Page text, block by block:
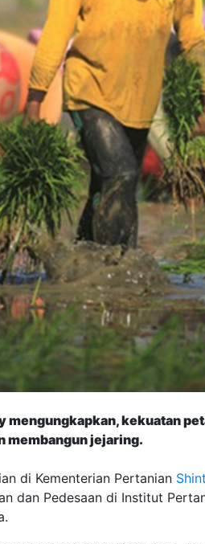
kekuatan
membangun jejaring.
di Kementerian Pertanian
dan Pedesaan di Institut